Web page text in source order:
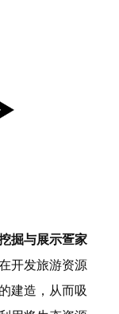
掘与展示疍家
开发旅游资源
建造，从而吸